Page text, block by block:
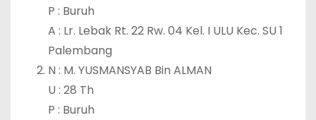
P : Buruh
A : Lr. Lebak Rt. 22 Rw. 04 Kel. I ULU Kec. SU 1
Palembang
N : M. YUSMANSYAB Bin ALMAN
U : 28 Th
P : Buruh